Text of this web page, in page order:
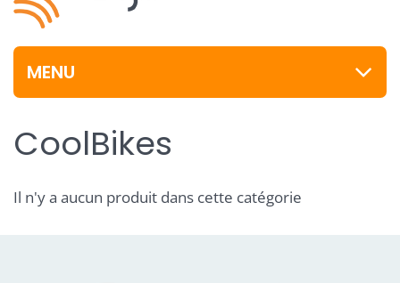
MENU
CoolBikes
Il n'y a aucun produit dans cette catégorie